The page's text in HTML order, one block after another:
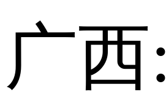
广西: